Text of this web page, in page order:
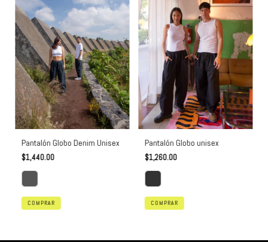
Pantalón Globo Denim Unisex
$1,440.00
COMPRAR
Pantalón Globo unisex
$1,260.00
COMPRAR